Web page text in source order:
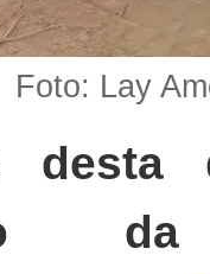
Foto: Lay
desta